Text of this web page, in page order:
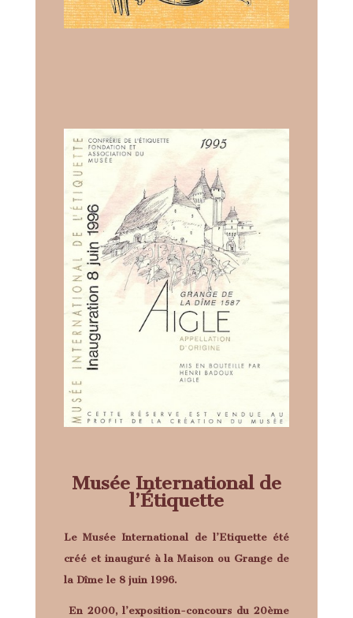
Musée International de
l’Étiquette
Le Musée International de l’Etiquette été
créé et inauguré à la Maison ou Grange de
la Dîme le 8 juin 1996.
En 2000, l’exposition-concours du 20ème